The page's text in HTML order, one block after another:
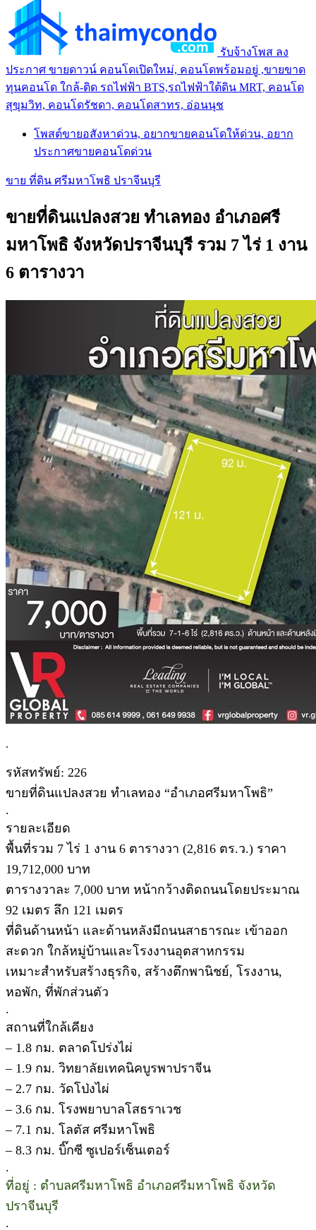
รับจ้างโพส ลง
ประกาศ ขายดาวน์ คอนโดเปิดใหม่, คอนโดพร้อมอยู่ ,ขายขาด
ทุนคอนโด ใกล้-ติด รถไฟฟ้า BTS,รถไฟฟ้าใต้ดิน MRT, คอนโด
สุขุมวิท, คอนโดรัชดา, คอนโดสาทร, อ่อนนุช
โพสต์ขายอสังหาด่วน, อยากขายคอนโดให้ด่วน, อยาก
ประกาศขายคอนโดด่วน
ขาย ที่ดิน ศรีมหาโพธิ ปราจีนบุรี
ขายที่ดินแปลงสวย ทำเลทอง อำเภอศรี
มหาโพธิ จังหวัดปราจีนบุรี รวม 7 ไร่ 1 งาน
6 ตารางวา
.
รหัสทรัพย์: 226
ขายที่ดินแปลงสวย ทำเลทอง “อำเภอศรีมหาโพธิ”
.
รายละเอียด
พื้นที่รวม 7 ไร่ 1 งาน 6 ตารางวา (2,816 ตร.ว.) ราคา
19,712,000 บาท
ตารางวาละ 7,000 บาท หน้ากว้างติดถนนโดยประมาณ
92 เมตร ลึก 121 เมตร
ที่ดินด้านหน้า และด้านหลังมีถนนสาธารณะ เข้าออก
สะดวก ใกล้หมู่บ้านและโรงงานอุตสาหกรรม
เหมาะสำหรับสร้างธุรกิจ, สร้างตึกพานิชย์, โรงงาน,
หอพัก, ที่พักส่วนตัว
.
สถานที่ใกล้เคียง
– 1.8 กม. ตลาดโปร่งไผ่
– 1.9 กม. วิทยาลัยเทคนิคบูรพาปราจีน
– 2.7 กม. วัดโป่งไผ่
– 3.6 กม. โรงพยาบาลโสธราเวช
– 7.1 กม. โลตัส ศรีมหาโพธิ
– 8.3 กม. บิ๊กซี ซูเปอร์เซ็นเตอร์
.
ที่อยู่ : ตำบลศรีมหาโพธิ อำเภอศรีมหาโพธิ จังหวัด
ปราจีนบุรี
.